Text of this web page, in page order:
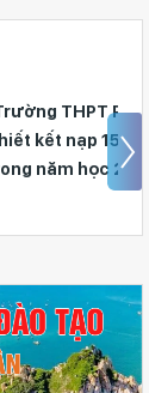
- Phan
là học sinh